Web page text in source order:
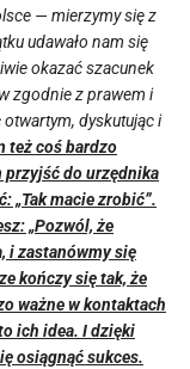
— mierzymy się z
udawało nam się
okazać szacunek
zgodnie z prawem i
dyskutując i
też coś bardzo
przyjść do urzędnika
„Tak macie zrobić”.
„Pozwól, że
i zastanówmy się
kończy się tak, że
ważne w kontaktach
ich idea. I dzięki
osiągnąć sukces.